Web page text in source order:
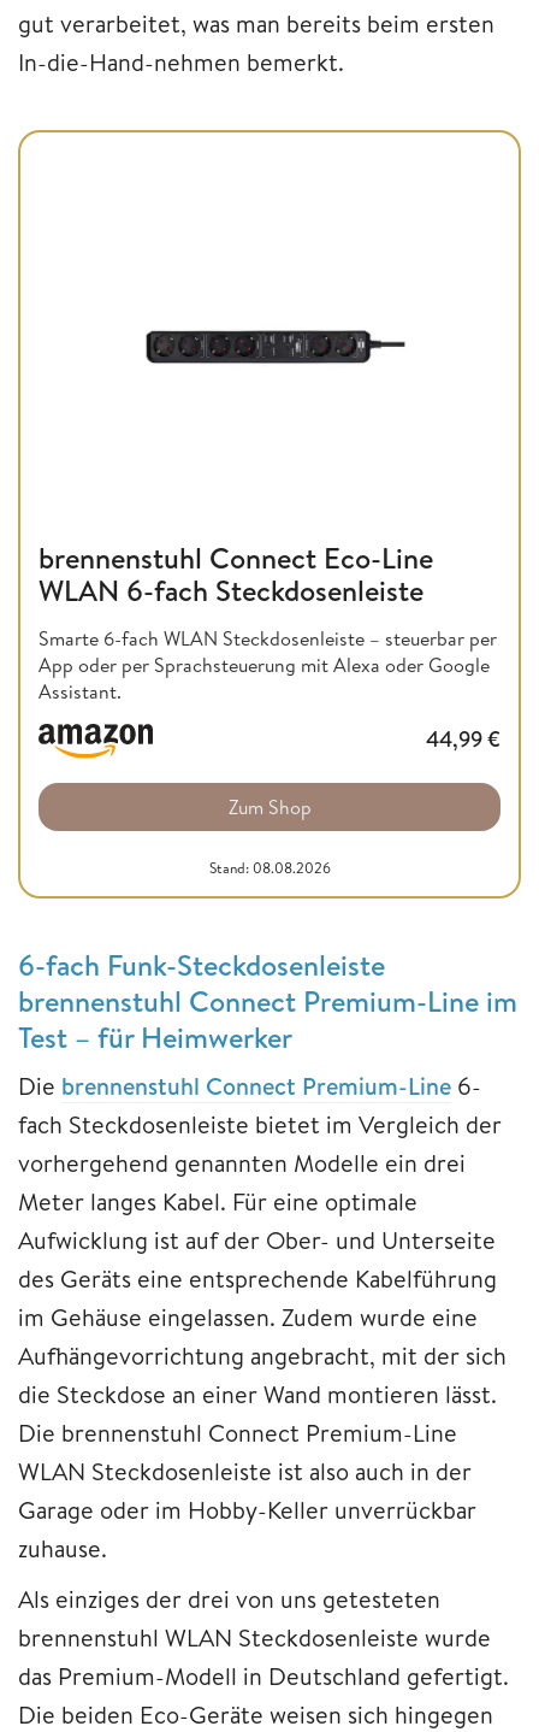
gut verarbeitet, was man bereits beim ersten
In-die-Hand-nehmen bemerkt.
brennenstuhl Connect Eco-Line
WLAN 6-fach Steckdosenleiste
Smarte 6-fach WLAN Steckdosenleiste – steuerbar per
App oder per Sprachsteuerung mit Alexa oder Google
Assistant.
44,99€
Zum Shop
Stand: 08.08.2026
6-fach Funk-Steckdosenleiste
brennenstuhl Connect Premium-Line im
Test – für Heimwerker
Die brennenstuhl Connect Premium-Line 6-
fach Steckdosenleiste bietet im Vergleich der
vorhergehend genannten Modelle ein drei
Meter langes Kabel. Für eine optimale
Aufwicklung ist auf der Ober- und Unterseite
des Geräts eine entsprechende Kabelführung
im Gehäuse eingelassen. Zudem wurde eine
Aufhängevorrichtung angebracht, mit der sich
die Steckdose an einer Wand montieren lässt.
Die brennenstuhl Connect Premium-Line
WLAN Steckdosenleiste ist also auch in der
Garage oder im Hobby-Keller unverrückbar
zuhause.
Als einziges der drei von uns getesteten
brennenstuhl WLAN Steckdosenleiste wurde
das Premium-Modell in Deutschland gefertigt.
Die beiden Eco-Geräte weisen sich hingegen